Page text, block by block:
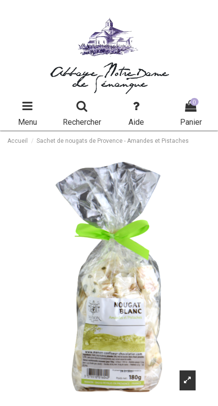
Abbaye Notre-Dame
de Sénanque
Menu Rechercher Aide
0
Panier
Accueil Sachet de nougats de Provence - Amandes et Pistaches